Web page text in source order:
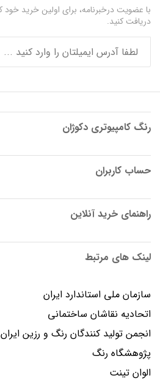
دریافت کنید.
رنگ کامپیوتری دکوژان
حساب کاربران
راهنمای خرید آنلاین
لینک های مرتبط
سازمان ملی استاندارد ایران
اتحادیه نقاشان ساختمانی
انجمن توليد كنندگان رنگ و رزين ايران
پژوهشگاه رنگ
الوان تینت